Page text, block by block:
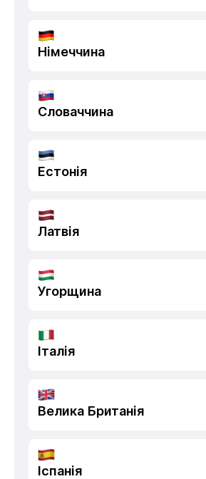
Німеччина
Словаччина
Естонія
Латвія
Угорщина
Італія
Велика Британія
Іспанія